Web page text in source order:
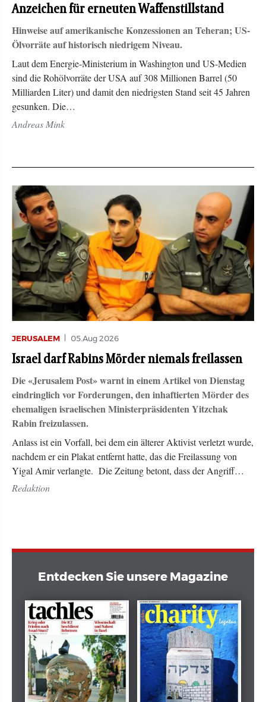
Anzeichen für erneuten Waffenstillstand
Hinweise auf amerikanische Konzessionen an Teheran; US-
Ölvorräte auf historisch niedrigem Niveau.
Laut dem Energie-Ministerium in Washington und US-Medien
sind die Rohölvorräte der USA auf 308 Millionen Barrel (50
Milliarden Liter) und damit den niedrigsten Stand seit 45 Jahren
gesunken. Die…
Andreas Mink
JERUSALEM 05.Aug 2026
Israel darf Rabins Mörder niemals freilassen
Die «Jerusalem Post» warnt in einem Artikel von Dienstag
eindringlich vor Forderungen, den inhaftierten Mörder des
ehemaligen israelischen Ministerpräsidenten Yitzchak
Rabin freizulassen.
Anlass ist ein Vorfall, bei dem ein älterer Aktivist verletzt wurde,
nachdem er ein Plakat entfernt hatte, das die Freilassung von
Yigal Amir verlangte. Die Zeitung betont, dass der Angriff…
Redaktion
Entdecken Sie unsere Magazine